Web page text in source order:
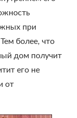
при
более, что
дом получит
его не
от